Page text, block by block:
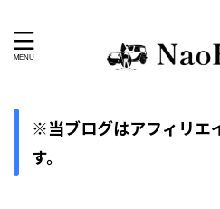
※当ブログはアフィリエ
す。